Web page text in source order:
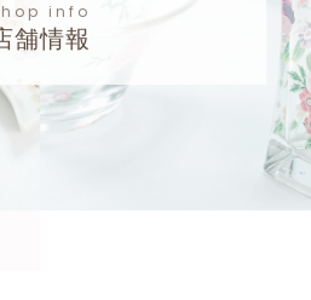
info
舗情報